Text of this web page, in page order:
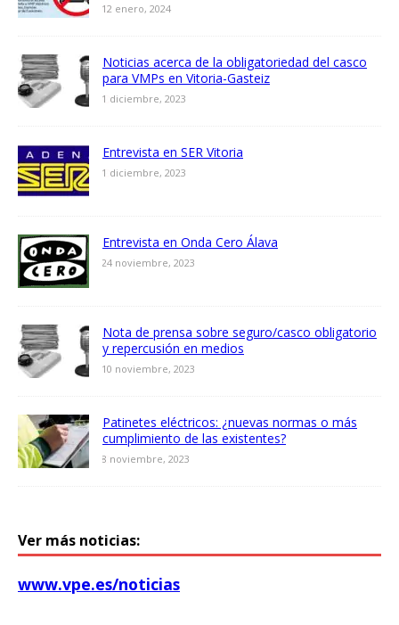
12 enero, 2024
Noticias acerca de la obligatoriedad del casco
para VMPs en Vitoria-Gasteiz
1 diciembre, 2023
Entrevista en SER Vitoria
1 diciembre, 2023
Entrevista en Onda Cero Álava
24 noviembre, 2023
Nota de prensa sobre seguro/casco obligatorio
y repercusión en medios
10 noviembre, 2023
Patinetes eléctricos: ¿nuevas normas o más
cumplimiento de las existentes?
8 noviembre, 2023
Ver más noticias:
www.vpe.es/noticias